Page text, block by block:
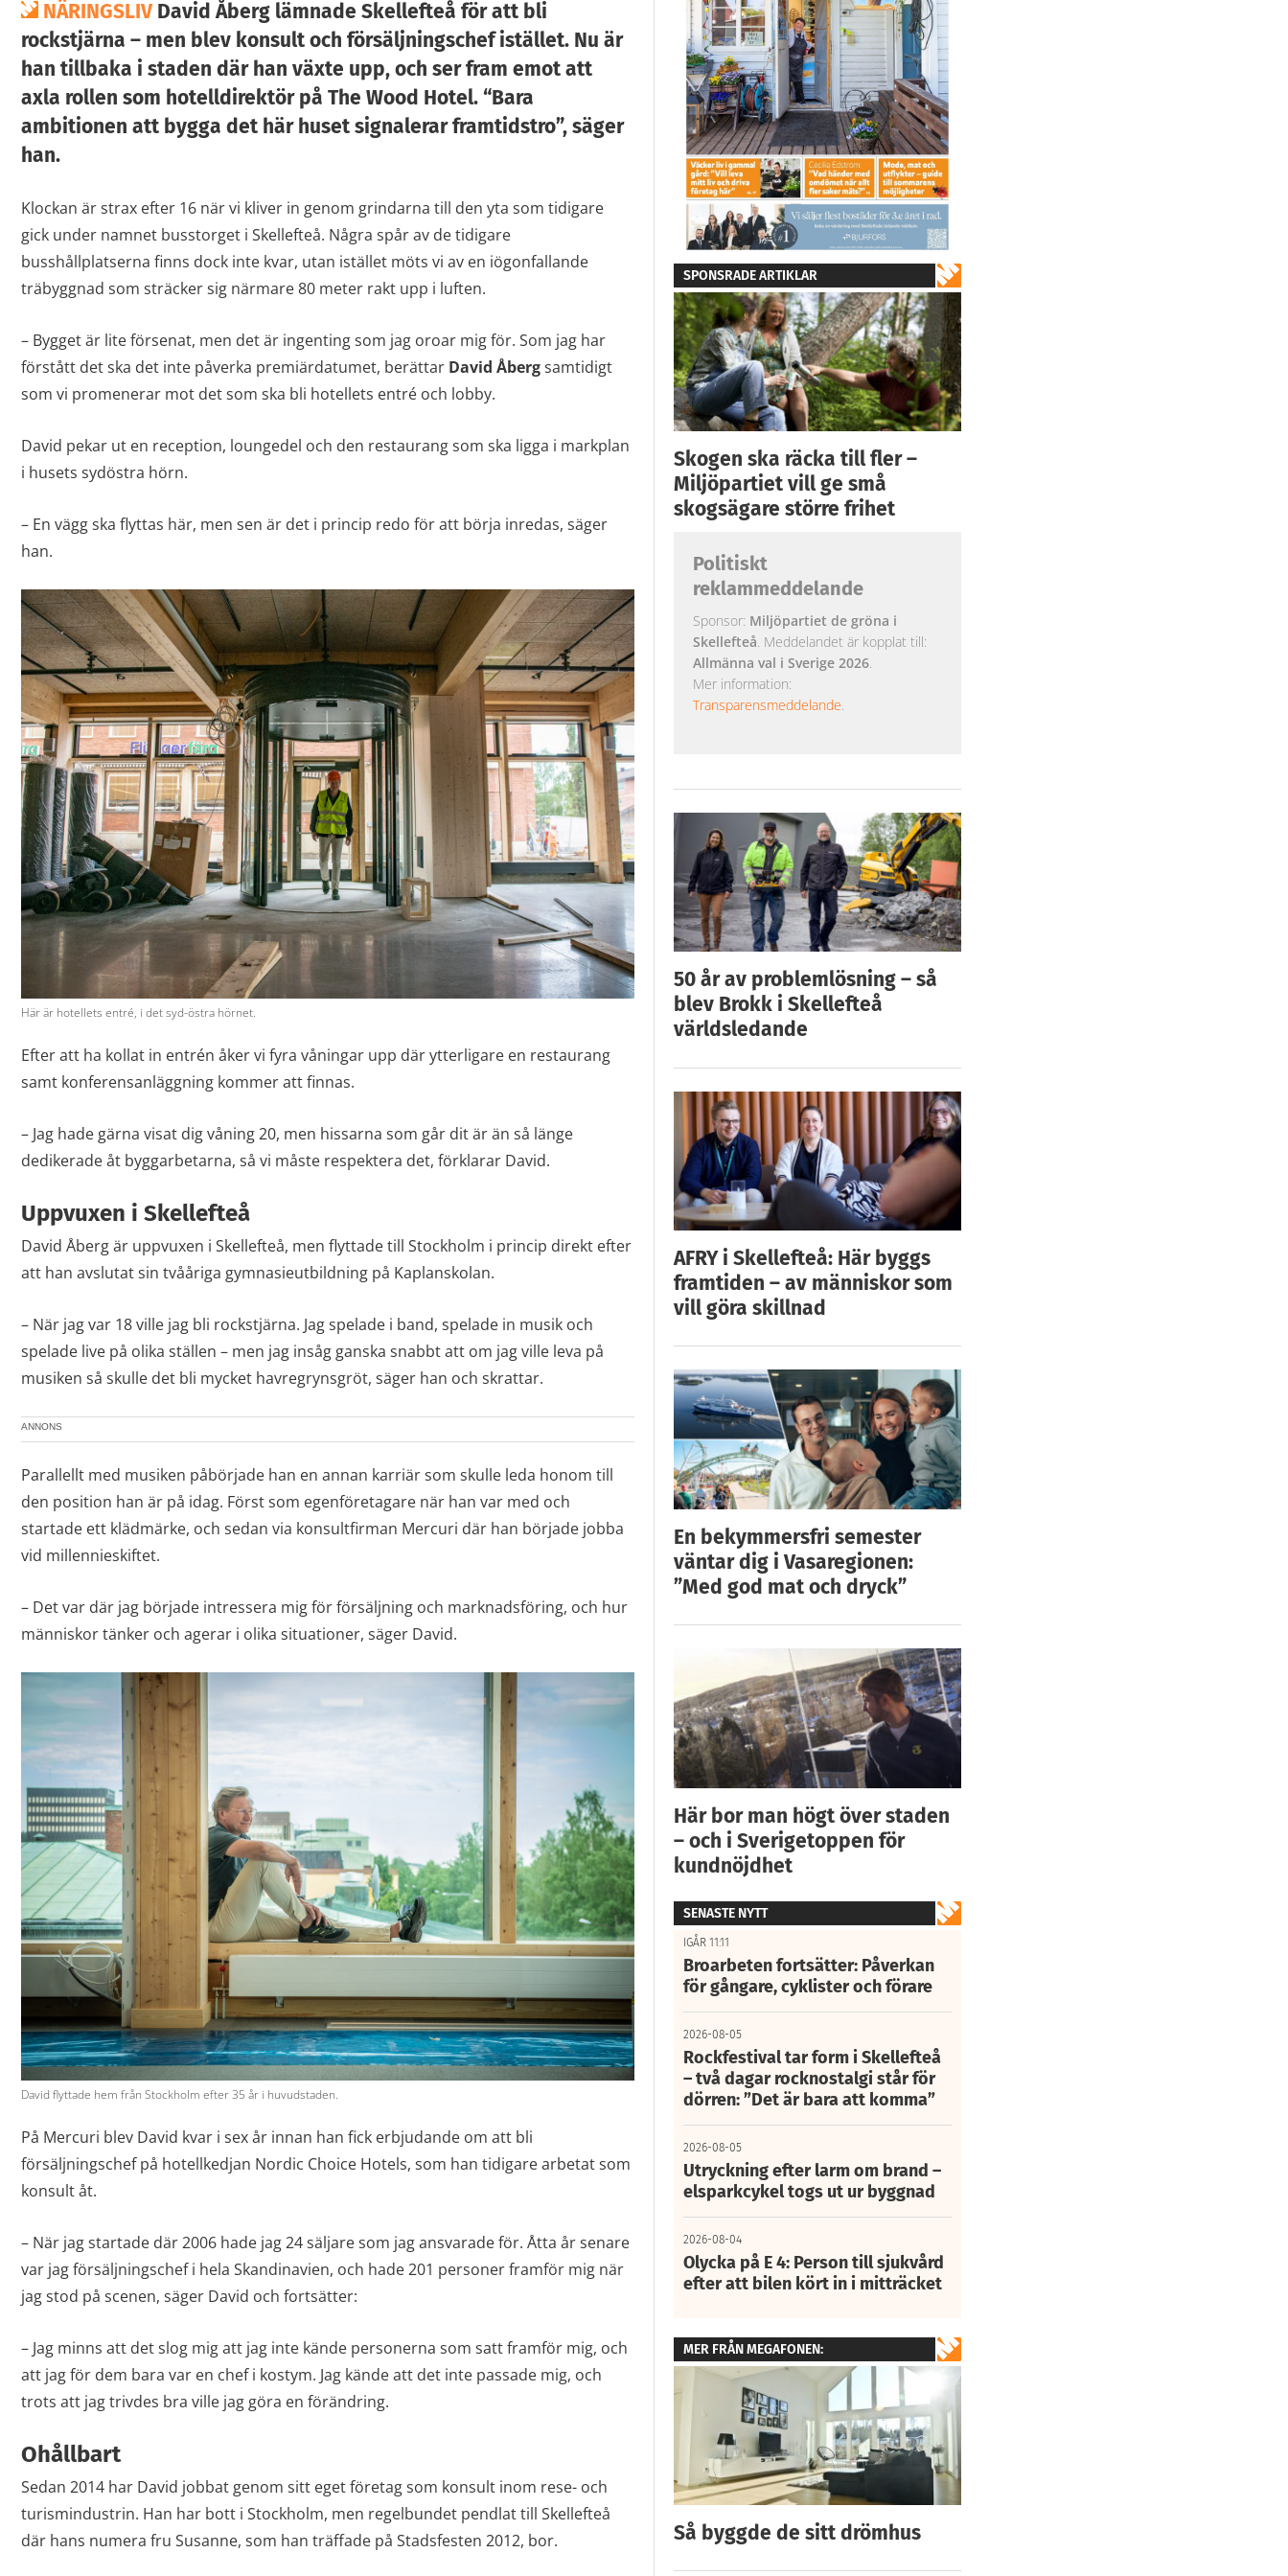
NÄRINGSLIVDavid Åberg lämnade Skellefteå för att bli
rockstjärna – men blev konsult och försäljningschef istället. Nu är
han tillbaka i staden där han växte upp, och ser fram emot att
axla rollen som hotelldirektör på The Wood Hotel. “Bara
ambitionen att bygga det här huset signalerar framtidstro”, säger
han.
Klockan är strax efter 16 när vi kliver in genom grindarna till den yta som tidigare
gick under namnet busstorget i Skellefteå. Några spår av de tidigare
busshållplatserna finns dock inte kvar, utan istället möts vi av en iögonfallande
träbyggnad som sträcker sig närmare 80 meter rakt upp i luften.
– Bygget är lite försenat, men det är ingenting som jag oroar mig för. Som jag har
förstått det ska det inte påverka premiärdatumet, berättar David Åbergsamtidigt
som vi promenerar mot det som ska bli hotellets entré och lobby.
David pekar ut en reception, loungedel och den restaurang som ska ligga i markplan
i husets sydöstra hörn.
– En vägg ska flyttas här, men sen är det i princip redo för att börja inredas, säger
han.
Här är hotellets entré, i det syd-östra hörnet.
Efter att ha kollat in entrén åker vi fyra våningar upp där ytterligare en restaurang
samt konferensanläggning kommer att finnas.
– Jag hade gärna visat dig våning 20, men hissarna som går dit är än så länge
dedikerade åt byggarbetarna, så vi måste respektera det, förklarar David.
Uppvuxen i Skellefteå
David Åberg är uppvuxen i Skellefteå, men flyttade till Stockholm i princip direkt efter
att han avslutat sin tvååriga gymnasieutbildning på Kaplanskolan.
– När jag var 18 ville jag bli rockstjärna. Jag spelade i band, spelade in musik och
spelade live på olika ställen – men jag insåg ganska snabbt att om jag ville leva på
musiken så skulle det bli mycket havregrynsgröt, säger han och skrattar.
ANNONS
Parallellt med musiken påbörjade han en annan karriär som skulle leda honom till
den position han är på idag. Först som egenföretagare när han var med och
startade ett klädmärke, och sedan via konsultfirman Mercuri där han började jobba
vid millennieskiftet.
– Det var där jag började intressera mig för försäljning och marknadsföring, och hur
människor tänker och agerar i olika situationer, säger David.
David flyttade hem från Stockholm efter 35 år i huvudstaden.
På Mercuri blev David kvar i sex år innan han fick erbjudande om att bli
försäljningschef på hotellkedjan Nordic Choice Hotels, som han tidigare arbetat som
konsult åt.
– När jag startade där 2006 hade jag 24 säljare som jag ansvarade för. Åtta år senare
var jag försäljningschef i hela Skandinavien, och hade 201 personer framför mig när
jag stod på scenen, säger David och fortsätter:
– Jag minns att det slog mig att jag inte kände personerna som satt framför mig, och
att jag för dem bara var en chef i kostym. Jag kände att det inte passade mig, och
trots att jag trivdes bra ville jag göra en förändring.
Ohållbart
Sedan 2014 har David jobbat genom sitt eget företag som konsult inom rese- och
turismindustrin. Han har bott i Stockholm, men regelbundet pendlat till Skellefteå
där hans numera fru Susanne, som han träffade på Stadsfesten 2012, bor.
SPONSRADE ARTIKLAR
Skogen ska räcka till fler –
Miljöpartiet vill ge små
skogsägare större frihet
Politiskt
reklammeddelande
Sponsor: Miljöpartiet de gröna i
Skellefteå. Meddelandet är kopplat till:
Allmänna val i Sverige 2026.
Mer information:
Transparensmeddelande.
50 år av problemlösning – så
blev Brokk i Skellefteå
världsledande
AFRY i Skellefteå: Här byggs
framtiden – av människor som
vill göra skillnad
En bekymmersfri semester
väntar dig i Vasaregionen:
”Med god mat och dryck”
Här bor man högt över staden
– och i Sverigetoppen för
kundnöjdhet
SENASTE NYTT
IGÅR 11:11
Broarbeten fortsätter: Påverkan
för gångare, cyklister och förare
2026-08-05
Rockfestival tar form i Skellefteå
– två dagar rocknostalgi står för
dörren: ”Det är bara att komma”
2026-08-05
Utryckning efter larm om brand –
elsparkcykel togs ut ur byggnad
2026-08-04
Olycka på E 4: Person till sjukvård
efter att bilen kört in i mitträcket
MER FRÅN MEGAFONEN:
Så byggde de sitt drömhus